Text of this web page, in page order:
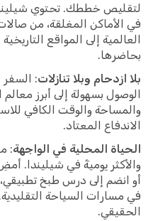
لتقليص خططك. تحتوي
في الأماكن المغلقة، من
العالمية إلى المواقع
بحاضرها.
بلا ازدحام وبلا تنازلات: السفر
الوصول بسهولة إلى أبرز
والمساحة والوقت الكافي
الاندفاع المعتاد.
الحياة المحلية في الواجهة:
والأكثر يوميةً في
أو انضم إلى درس طبخ
في مسارات السياحة
الحقيقي.